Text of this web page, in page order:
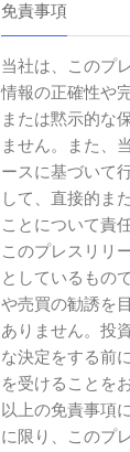
免責事項
当社は、このプ
情報の正確性や
または黙示的な
ません。また、
ースに基づいて
して、直接的ま
ことについて責
このプレスリリ
としているもの
や売買の勧誘を
ありません。投
な決定をする前
を受けることを
以上の免責事項
に限り、このプ